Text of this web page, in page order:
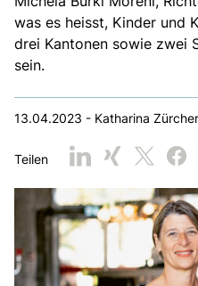
was es heisst, Kinder und
drei Kantonen sowie zwei
sein.
13.04.2023 - Katharina Zürcher
Teilen